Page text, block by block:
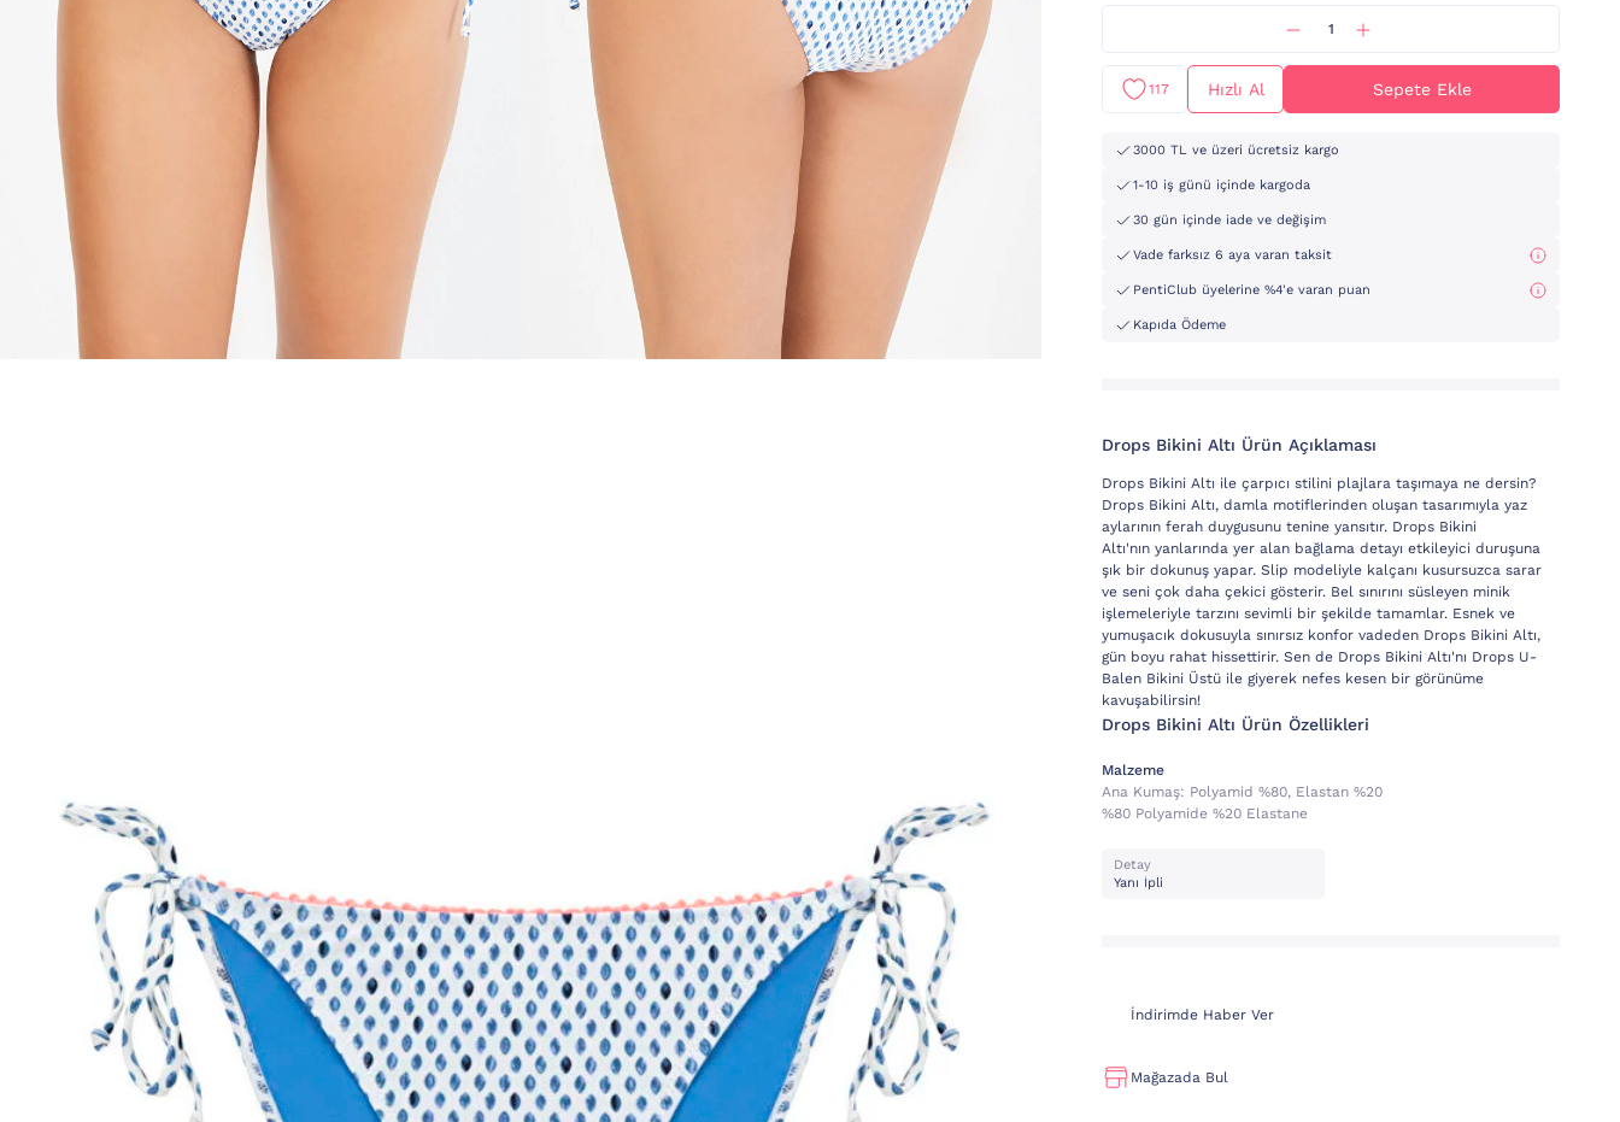
117 Hızlı Al Sepete Ekle
3000 TL ve üzeri ücretsiz kargo
1-10 iş günü içinde kargoda
30 gün içinde iade ve değişim
Vade farksız 6 aya varan taksit
PentiClub üyelerine %4'e varan puan
Kapıda Ödeme
Drops Bikini Altı Ürün Açıklaması
Drops Bikini Altı ile çarpıcı stilini plajlara taşımaya ne dersin?
Drops Bikini Altı, damla motiflerinden oluşan tasarımıyla yaz
aylarının ferah duygusunu tenine yansıtır. Drops Bikini
Altı'nın yanlarında yer alan bağlama detayı etkileyici duruşuna
şık bir dokunuş yapar. Slip modeliyle kalçanı kusursuzca sarar
ve seni çok daha çekici gösterir. Bel sınırını süsleyen minik
işlemeleriyle tarzını sevimli bir şekilde tamamlar. Esnek ve
yumuşacık dokusuyla sınırsız konfor vadeden Drops Bikini Altı,
gün boyu rahat hissettirir. Sen de Drops Bikini Altı'nı Drops U-
Balen Bikini Üstü ile giyerek nefes kesen bir görünüme
kavuşabilirsin!
Drops Bikini Altı Ürün Özellikleri
Malzeme
Ana Kumaş: Polyamid %80, Elastan %20
%80 Polyamide %20 Elastane
Detay
Yanı İpli
İndirimde Haber Ver
Mağazada Bul